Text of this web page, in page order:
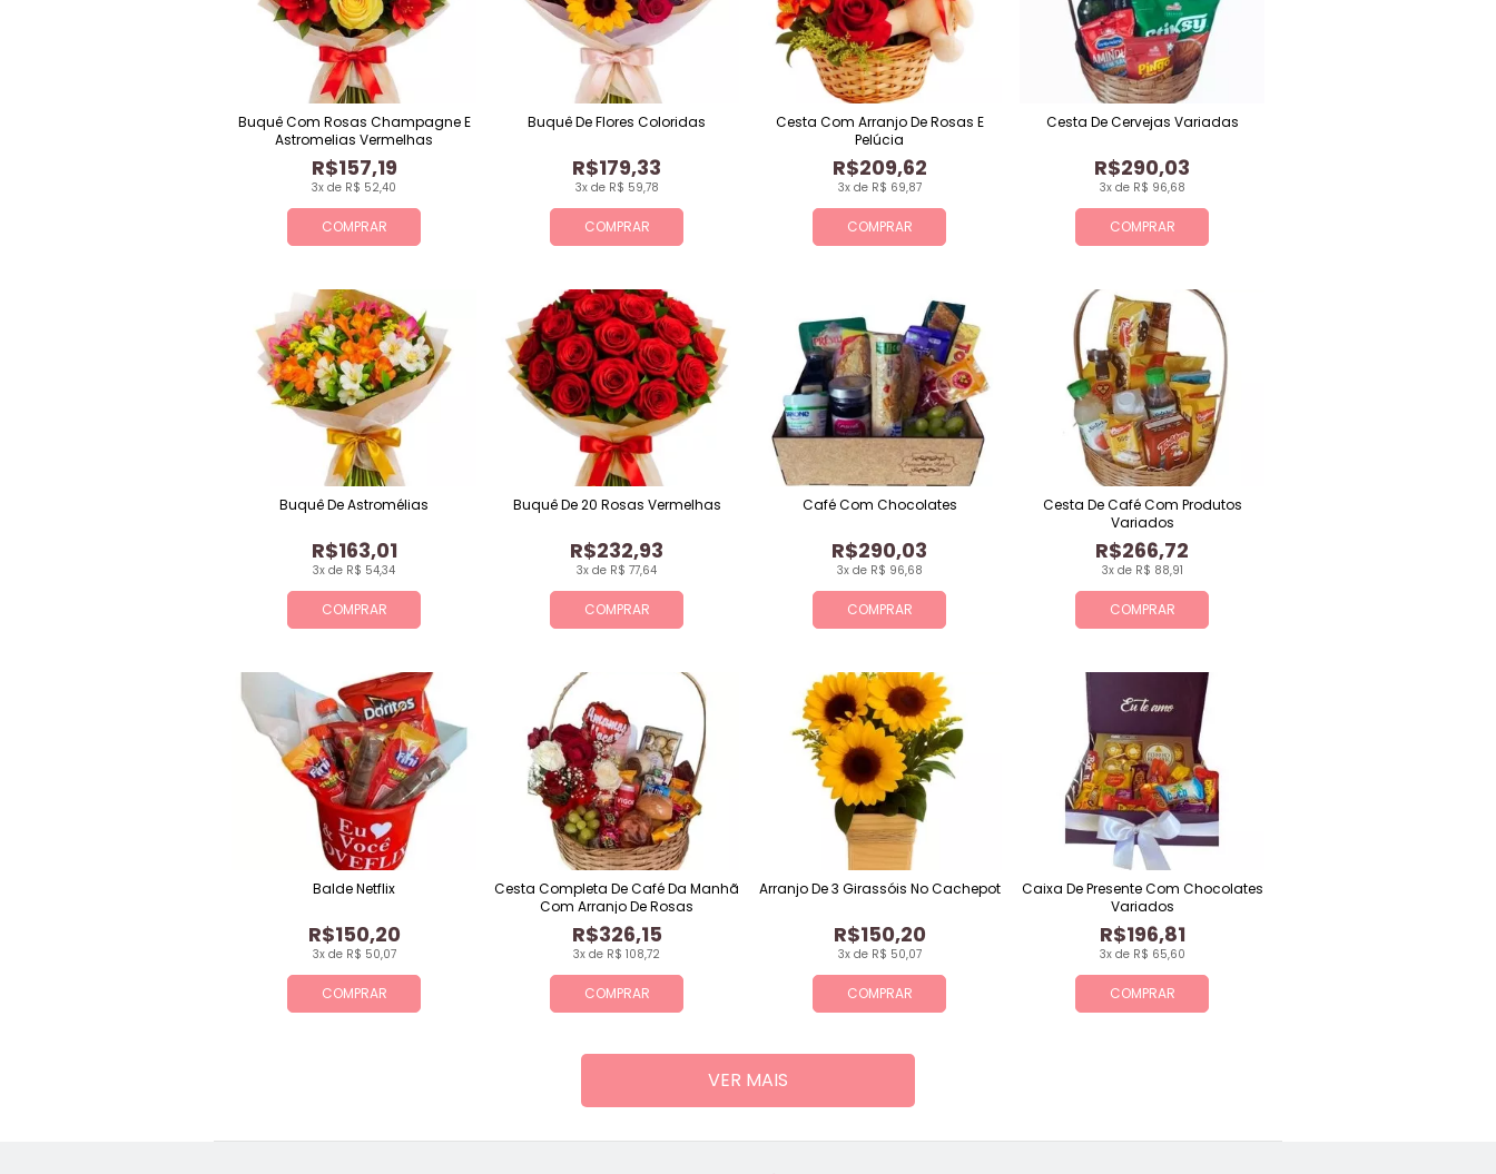
COMPRAR
3x de R$ 52,40
R$157,19
Buquê Com Rosas Champagne E
Astromelias Vermelhas
COMPRAR
3x de R$ 59,78
R$179,33
Buquê De Flores Coloridas
COMPRAR
3x de R$ 69,87
R$209,62
Cesta Com Arranjo De Rosas E
Pelúcia
COMPRAR
3x de R$ 96,68
R$290,03
Cesta De Cervejas Variadas
COMPRAR
3x de R$ 54,34
R$163,01
Buquê De Astromélias
COMPRAR
3x de R$ 77,64
R$232,93
Buquê De 20 Rosas Vermelhas
COMPRAR
3x de R$ 96,68
R$290,03
Café Com Chocolates
COMPRAR
3x de R$ 88,91
R$266,72
Cesta De Café Com Produtos
Variados
COMPRAR
3x de R$ 50,07
R$150,20
Balde Netflix
COMPRAR
3x de R$ 108,72
R$326,15
Cesta Completa De Café Da Manhã
Com Arranjo De Rosas
COMPRAR
3x de R$ 50,07
R$150,20
Arranjo De 3 Girassóis No Cachepot
COMPRAR
3x de R$ 65,60
R$196,81
Caixa De Presente Com Chocolates
Variados
VER MAIS